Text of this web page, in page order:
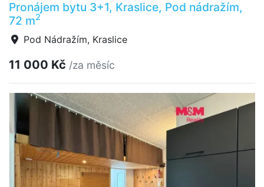
Pronájem bytu 3+1, Kraslice, Pod nádražím,
72 m2
Pod Nádražím, Kraslice
11 000 Kč /za měsíc